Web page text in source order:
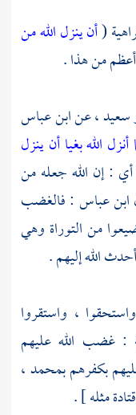
(أن ينزل الله من
من هذا .
سعيد، عنابن عباس
الله بغيا أن ينزل
: إن الله جعله من
ابن عباس : فالغضب
من التوراة وهي
الله إليهم .
، واستقروا
: غضب الله عليهم
بكفرهمبمحمد،
مثله ] .